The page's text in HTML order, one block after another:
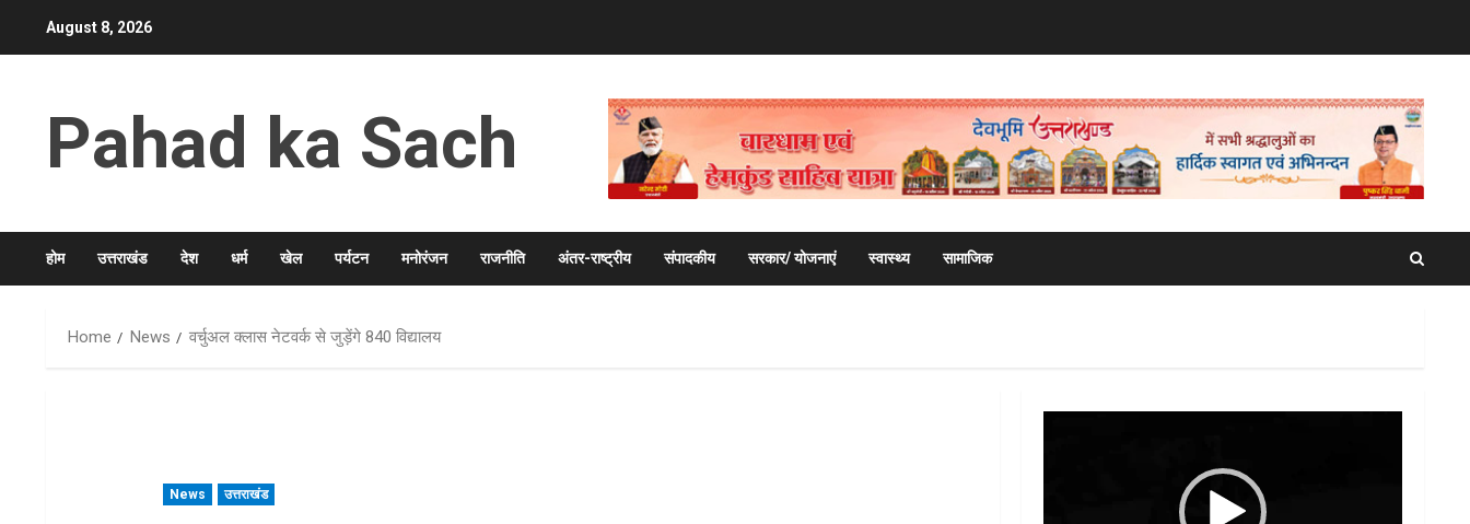
August 8, 2026
Pahad ka Sach
होम उत्तराखंड देश धर्म खेल पर्यटन मनोरंजन राजनीति अंतर-राष्ट्रीय संपादकीय सरकार/ योजनाएं स्वास्थ्य सामाजिक
Home News वर्चुअल क्लास नेटवर्क से जुड़ेंगे 840 विद्यालय
News उत्तराखंड